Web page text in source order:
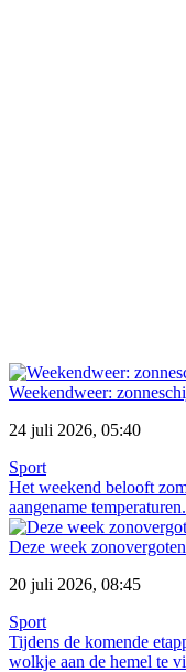
Weekendweer:
24 juli 2026, 05:40
Sport
Het weekend belooft
aangename
Deze week
20 juli 2026, 08:45
Sport
Tijdens de komende
wolkje aan de hemel te